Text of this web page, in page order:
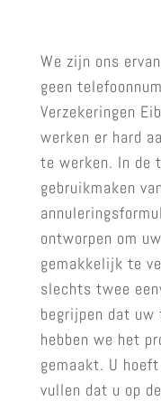
We zijn ons
geen
Verzekeringen
werken er hard
te werken. In de
gebruikmaken
ontworpen om
gemakkelijk te
slechts twee
begrijpen dat
hebben we het
gemaakt. U
vullen dat u op